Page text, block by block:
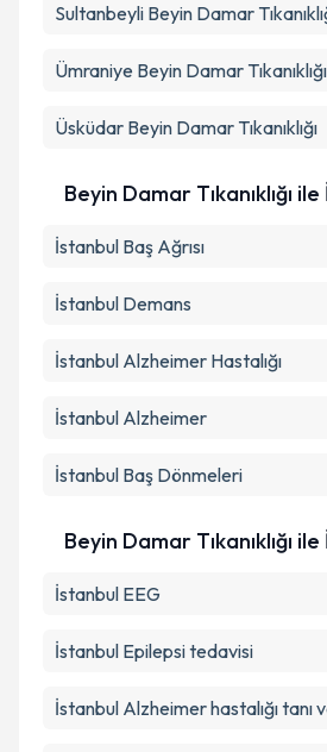
Sultanbeyli Beyin Damar
Ümraniye Beyin Damar Tıkanıklığı
Üsküdar Beyin Damar Tıkanıklığı
Beyin Damar Tıkanıklığı
İstanbul Baş Ağrısı
İstanbul Demans
İstanbul Alzheimer Hastalığı
İstanbul Alzheimer
İstanbul Baş Dönmeleri
Beyin Damar Tıkanıklığı
İstanbul EEG
İstanbul Epilepsi tedavisi
İstanbul Alzheimer hastalığı tanı